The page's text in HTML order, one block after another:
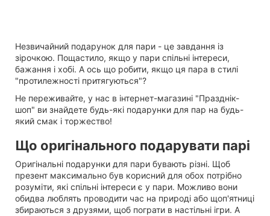
Незвичайний подарунок для пари - це завдання із
зірочкою. Пощастило, якщо у пари спільні інтереси,
бажання і хобі. А ось що робити, якщо ця пара в стилі
"протилежності притягуються"?
Не переживайте, у нас в інтернет-магазині "Празднік-
шоп" ви знайдете будь-які подарунки для пар на будь-
який смак і торжество!
Що оригінального подарувати парі
Оригінальні подарунки для пари бувають різні. Щоб
презент максимально був корисний для обох потрібно
розуміти, які спільні інтереси є у пари. Можливо вони
обидва люблять проводити час на природі або щоп'ятниці
збираються з друзями, щоб пограти в настільні ігри. А